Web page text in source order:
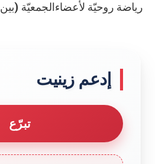
رياضة روحيّة لأعضاءالجمعيّة (بين 1 و3 تشرين الأوّل).
إدعم زينيت
تبرّع